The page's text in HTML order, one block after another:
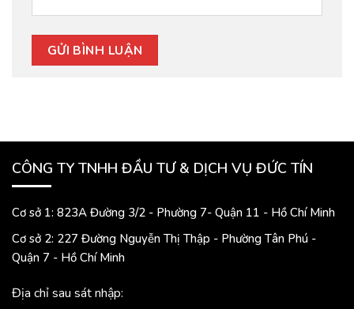
CÔNG TY TNHH ĐẦU TƯ & DỊCH VỤ ĐỨC TÍN
Cơ sở 1: 823A Đường 3/2 - Phường 7- Quận 11 - Hồ Chí Minh
Cơ sở 2: 227 Đường Nguyễn Thị Thập - Phường Tân Phú -
Quận 7 - Hồ Chí Minh
Địa chỉ sau sát nhập: